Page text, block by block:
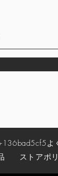
よ
ストアポ